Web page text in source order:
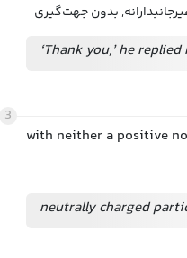
بدون جهت‌گیری
‘Thank you,’ he
3
with neither a positive
neutrally charged